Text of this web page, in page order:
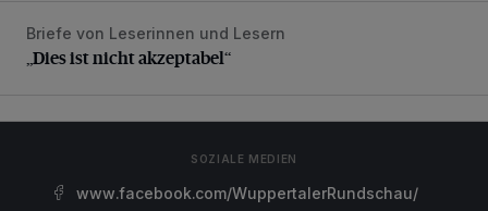
„Dies ist nicht akzeptabel“
Briefe von Leserinnen und Lesern
„Dies ist nicht akzeptabel“
SOZIALE MEDIEN
www.facebook.com/WuppertalerRundschau/